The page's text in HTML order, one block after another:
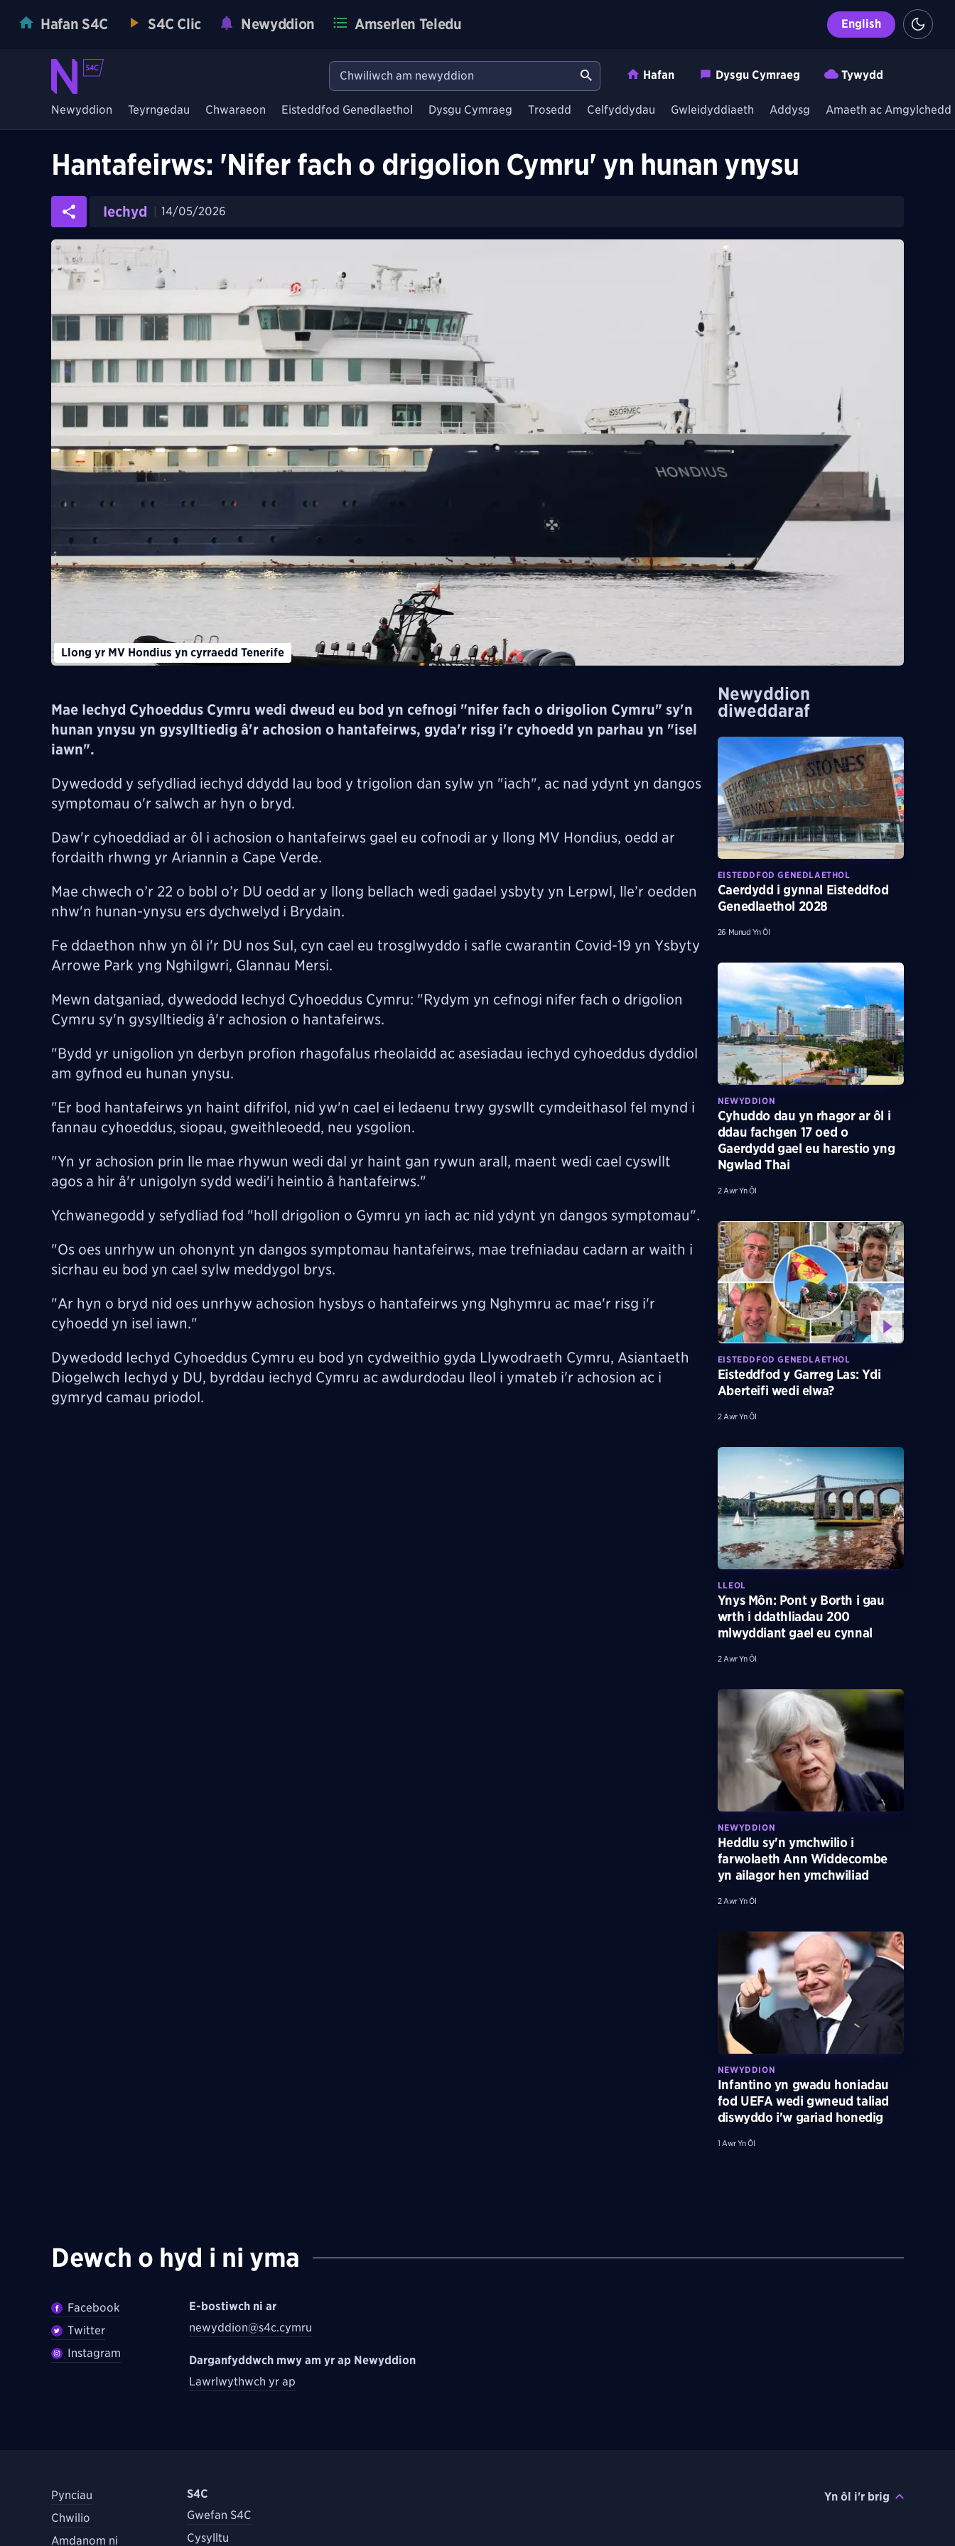
Hafan S4C S4C Clic Newyddion Amserlen Teledu English
Hafan Dysgu Cymraeg Tywydd
Newyddion Teyrngedau Chwaraeon Eisteddfod Genedlaethol Dysgu Cymraeg Trosedd Celfyddydau Gwleidyddiaeth Addysg Amaeth ac Amgylchedd
Hantafeirws: 'Nifer fach o drigolion Cymru' yn hunan ynysu
Iechyd 14/05/2026
Llong yr MV Hondius yn cyrraedd Tenerife
Mae Iechyd Cyhoeddus Cymru wedi dweud eu bod yn cefnogi "nifer fach o drigolion Cymru" sy'n
hunan ynysu yn gysylltiedig â'r achosion o hantafeirws, gyda'r risg i'r cyhoedd yn parhau yn "isel
iawn".
Dywedodd y sefydliad iechyd ddydd Iau bod y trigolion dan sylw yn "iach", ac nad ydynt yn dangos
symptomau o'r salwch ar hyn o bryd.
Daw'r cyhoeddiad ar ôl i achosion o hantafeirws gael eu cofnodi ar y llong MV Hondius, oedd ar
fordaith rhwng yr Ariannin a Cape Verde.
Mae chwech o’r 22 o bobl o’r DU oedd ar y llong bellach wedi gadael ysbyty yn Lerpwl, lle’r oedden
nhw'n hunan-ynysu ers dychwelyd i Brydain.
Fe ddaethon nhw yn ôl i'r DU nos Sul, cyn cael eu trosglwyddo i safle cwarantin Covid-19 yn Ysbyty
Arrowe Park yng Nghilgwri, Glannau Mersi.
Mewn datganiad, dywedodd Iechyd Cyhoeddus Cymru: "Rydym yn cefnogi nifer fach o drigolion
Cymru sy'n gysylltiedig â'r achosion o hantafeirws.
"Bydd yr unigolion yn derbyn profion rhagofalus rheolaidd ac asesiadau iechyd cyhoeddus dyddiol
am gyfnod eu hunan ynysu.
"Er bod hantafeirws yn haint difrifol, nid yw'n cael ei ledaenu trwy gyswllt cymdeithasol fel mynd i
fannau cyhoeddus, siopau, gweithleoedd, neu ysgolion.
"Yn yr achosion prin lle mae rhywun wedi dal yr haint gan rywun arall, maent wedi cael cyswllt
agos a hir â'r unigolyn sydd wedi'i heintio â hantafeirws."
Ychwanegodd y sefydliad fod "holl drigolion o Gymru yn iach ac nid ydynt yn dangos symptomau".
"Os oes unrhyw un ohonynt yn dangos symptomau hantafeirws, mae trefniadau cadarn ar waith i
sicrhau eu bod yn cael sylw meddygol brys.
"Ar hyn o bryd nid oes unrhyw achosion hysbys o hantafeirws yng Nghymru ac mae'r risg i'r
cyhoedd yn isel iawn."
Dywedodd Iechyd Cyhoeddus Cymru eu bod yn cydweithio gyda Llywodraeth Cymru, Asiantaeth
Diogelwch Iechyd y DU, byrddau iechyd Cymru ac awdurdodau lleol i ymateb i'r achosion ac i
gymryd camau priodol.
Newyddion
diweddaraf
EISTEDDFOD GENEDLAETHOL
Caerdydd i gynnal Eisteddfod
Genedlaethol 2028
26 Munud Yn Ôl
NEWYDDION
Cyhuddo dau yn rhagor ar ôl i
ddau fachgen 17 oed o
Gaerdydd gael eu harestio yng
Ngwlad Thai
2 Awr Yn Ôl
EISTEDDFOD GENEDLAETHOL
Eisteddfod y Garreg Las: Ydi
Aberteifi wedi elwa?
2 Awr Yn Ôl
LLEOL
Ynys Môn: Pont y Borth i gau
wrth i ddathliadau 200
mlwyddiant gael eu cynnal
2 Awr Yn Ôl
NEWYDDION
Heddlu sy'n ymchwilio i
farwolaeth Ann Widdecombe
yn ailagor hen ymchwiliad
2 Awr Yn Ôl
NEWYDDION
Infantino yn gwadu honiadau
fod UEFA wedi gwneud taliad
diswyddo i'w gariad honedig
1 Awr Yn Ôl
Dewch o hyd i ni yma
Facebook
Twitter
Instagram
E-bostiwch ni ar
newyddion@s4c.cymru
Darganfyddwch mwy am yr ap Newyddion
Lawrlwythwch yr ap
Pynciau
Chwilio
Amdanom ni
S4C
Gwefan S4C
Cysylltu
Yn ôl i'r brig